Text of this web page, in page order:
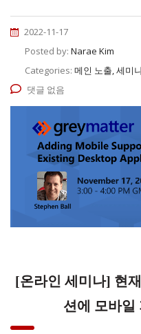
2022-11-17
Posted by: Narae Kim
Categories: 메인 노출, 세미
댓글 없음
[온라인 세미나] 현
션에 모바일